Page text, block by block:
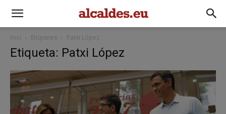
Inici Etiquetes Patxi López
Etiqueta: Patxi López